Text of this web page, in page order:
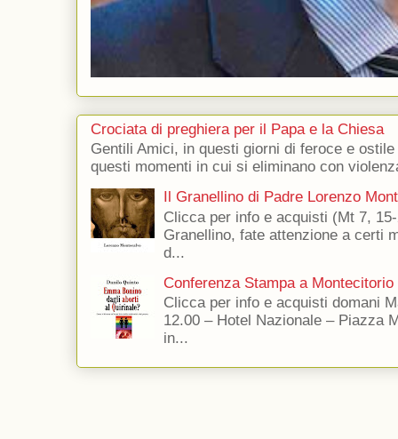
Crociata di preghiera per il Papa e la Chiesa
Gentili Amici, in questi giorni di feroce e
questi momenti in cui si eliminano con
Il Granellino di Padre Lorenzo
Clicca per info e acquisti (Mt 7,
Granellino, fate attenzione a certi
d...
Conferenza Stampa a Montecitorio
Clicca per info e acquisti domani
12.00 – Hotel Nazionale – Piazza
in...